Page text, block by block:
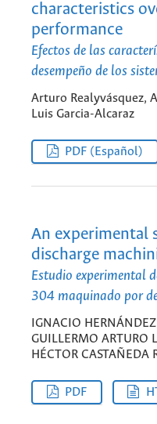
characteristics
performance
Efectos de las
desempeño de los
Arturo Realyvásquez,
Luis Garcia-Alcaraz
PDF (Español)
An experimental
discharge
Estudio experimental
304 maquinado por
IGNACIO
GUILLERMO ARTURO
HÉCTOR CASTAÑEDA
PDF